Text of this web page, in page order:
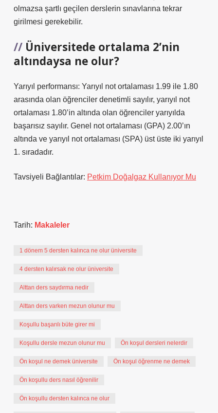
olmazsa şartlı geçilen derslerin sınavlarına tekrar
girilmesi gerekebilir.
Üniversitede ortalama 2’nin
altındaysa ne olur?
Yarıyıl performansı: Yarıyıl not ortalaması 1.99 ile 1.80
arasında olan öğrenciler denetimli sayılır, yarıyıl not
ortalaması 1.80’in altında olan öğrenciler yarıyılda
başarısız sayılır. Genel not ortalaması (GPA) 2.00’ın
altında ve yarıyıl not ortalaması (SPA) üst üste iki yarıyıl
1. sıradadır.
Tavsiyeli Bağlantılar: Petkim Doğalgaz Kullanıyor Mu
Tarih: Makaleler
1 dönem 5 dersten kalınca ne olur üniversite
4 dersten kalırsak ne olur üniversite
Alttan ders saydırma nedir
Alttan ders varken mezun olunur mu
Koşullu başarılı büte girer mi
Koşullu dersle mezun olunur mu Ön koşul dersleri nelerdir
Ön koşul ne demek üniversite Ön koşul öğrenme ne demek
Ön koşullu ders nasıl öğrenilir
Ön koşullu dersten kalınca ne olur